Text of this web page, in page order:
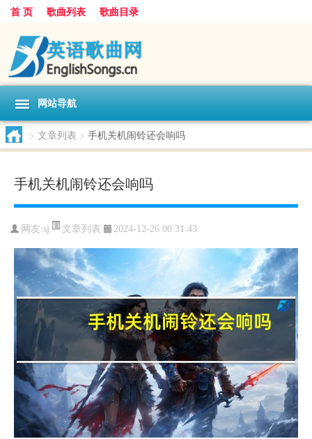
首 页 歌曲列表 歌曲目录
网站导航
> 文章列表 > 手机关机闹铃还会响吗
手机关机闹铃还会响吗
网友:sj 文章列表 2024-12-26 00:31:43